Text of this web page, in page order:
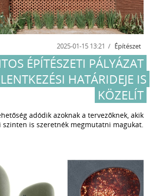
2025-01-15 13:21 Építészet
ÉPÍTÉSZETI PÁLYÁZAT
HATÁRIDEJE IS
KÖZELÍT
adódik azoknak a tervezőknek, akik
szinten is szeretnék megmutatni magukat.